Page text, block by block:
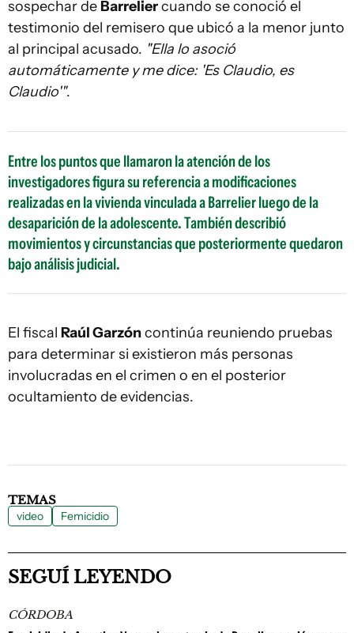
sospechar de Barreliercuando se conoció el
testimonio del remisero que ubicó a la menor junto
al principal acusado. "Ella lo asoció
automáticamente y me dice: 'Es Claudio, es
Claudio'".
Entre los puntos que llamaron la atención de los
investigadores figura su referencia a modificaciones
realizadas en la vivienda vinculada a Barrelier luego de la
desaparición de la adolescente. También describió
movimientos y circunstancias que posteriormente quedaron
bajo análisis judicial.
El fiscal Raúl Garzóncontinúa reuniendo pruebas
para determinar si existieron más personas
involucradas en el crimen o en el posterior
ocultamiento de evidencias.
TEMAS
video Femicidio
SEGUÍ LEYENDO
CÓRDOBA